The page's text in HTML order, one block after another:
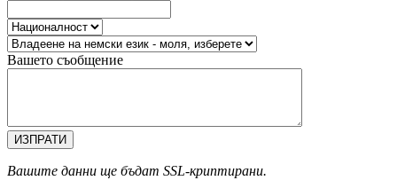
Вашето съобщение
ИЗПРАТИ
Вашите данни ще бъдат SSL-криптирани.